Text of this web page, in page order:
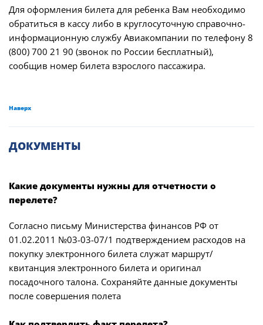
Для оформления билета для ребенка Вам необходимо
обратиться в кассу либо в круглосуточную справочно-
информационную службу Авиакомпании по телефону 8
(800) 700 21 90 (звонок по России бесплатный),
сообщив номер билета взрослого пассажира.
Наверх
ДОКУМЕНТЫ
Какие документы нужны для отчетности о
перелете?
Согласно письму Министерства финансов РФ от
01.02.2011 №03-03-07/1 подтверждением расходов на
покупку электронного билета служат маршрут/
квитанция электронного билета и оригинал
посадочного талона. Сохраняйте данные документы
после совершения полета